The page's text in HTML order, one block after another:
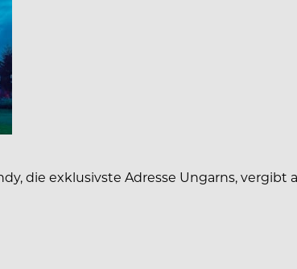
die exklusivste Adresse Ungarns, vergibt